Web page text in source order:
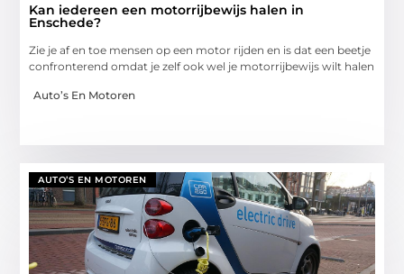
Kan iedereen een motorrijbewijs halen in
Enschede?
Zie je af en toe mensen op een motor rijden en is dat een beetje
confronterend omdat je zelf ook wel je motorrijbewijs wilt halen
Auto’s En Motoren
AUTO’S EN MOTOREN